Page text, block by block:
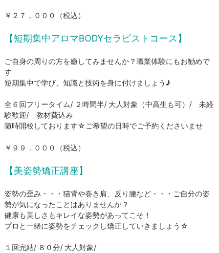
​￥２７，０００（税込）
【短期集中アロマBODYセラピストコース】
ご自身の周りの方を癒してみませんか？職業体験にもお勧めで
す
​短期集中で学び、知識と技術を身に付けましょう♪
全６回フリータイム/ ２時間半/ 大人対象（中高生も可）/ 未経
験歓迎/ 教材費込み
​随時開校しております☆ご希望の日時でご予約くださいませ
￥９９，０００（税込）
【美姿勢矯正講座】
姿勢の歪み・・・猫背や巻き肩、反り腰など・・・ご自分の姿
勢が気になったことはありませんか？
健康も美しさもキレイな姿勢があってこそ！
プロと一緒に姿勢をチェックし矯正していきましょう☆
１回完結/ ８０分/ 大人対象/